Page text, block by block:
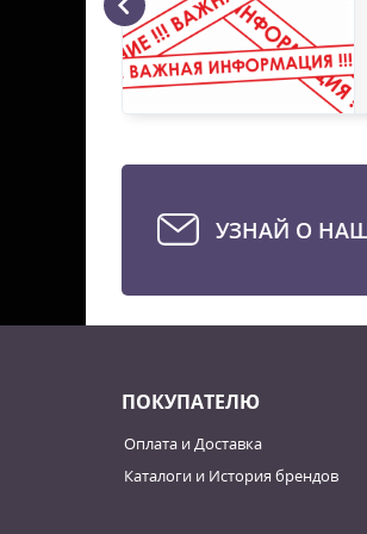
УЗНАЙ О
ПОКУПАТЕЛЮ
Оплата и Доставка
Каталоги и История брендов